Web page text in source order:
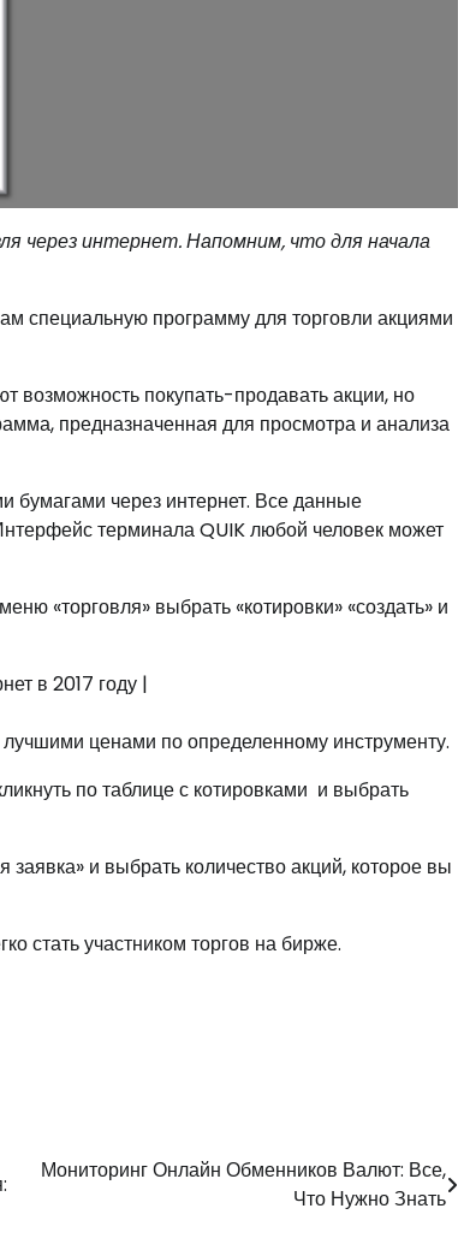
через интернет. Напомним, что для начала
специальную программу для торговли акциями
возможность покупать-продавать акции, но
предназначенная для просмотра и анализа
бумагами через интернет. Все данные
терминала QUIK любой человек может
«торговля» выбрать «котировки» «создать» и
лучшими ценами по определенному инструменту.
по таблице с котировками и выбрать
и выбрать количество акций, которое вы
стать участником торгов на бирже.
Мониторинг Онлайн Обменников Валют: Все,
Что Нужно Знать